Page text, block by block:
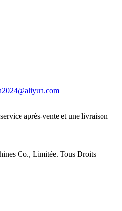
après-vente et une livraison
Co., Limitée. Tous Droits